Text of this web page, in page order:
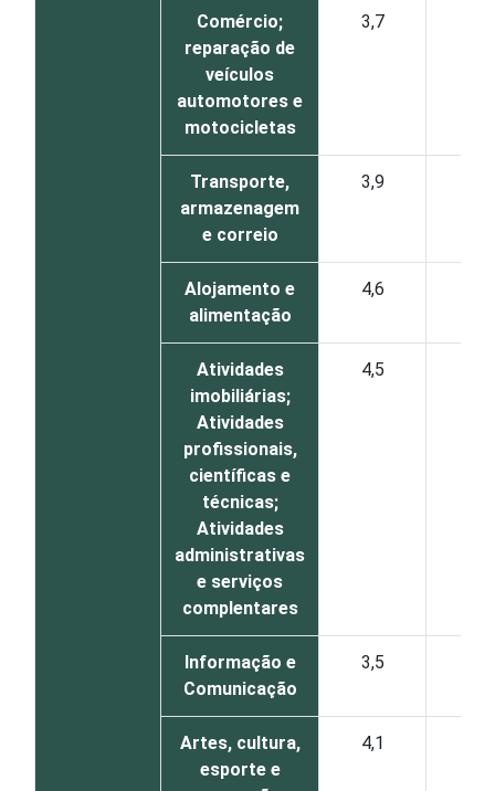
Comércio;
reparação de
veículos
automotores e
motocicletas
3,7
Transporte,
armazenagem
e correio
3,9
Alojamento e
alimentação
4,6
Atividades
imobiliárias;
Atividades
profissionais,
científicas e
técnicas;
Atividades
administrativas
e serviços
complentares
4,5
Informação e
Comunicação
3,5
Artes, cultura,
esporte e
4,1